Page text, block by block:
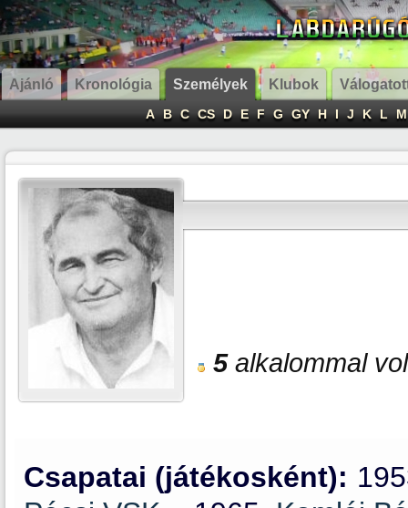
Ajánló Kronológia Személyek Klubok
A B C CS D E F G GY H I J K L M
5alkalommal
Csapatai (játékosként):